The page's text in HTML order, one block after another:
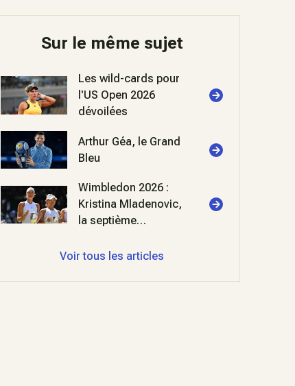
Sur le même sujet
Les wild-cards pour
l'US Open 2026
dévoilées
Arthur Géa, le Grand
Bleu
Wimbledon 2026 :
Kristina Mladenovic,
la septième
Voir tous les articles